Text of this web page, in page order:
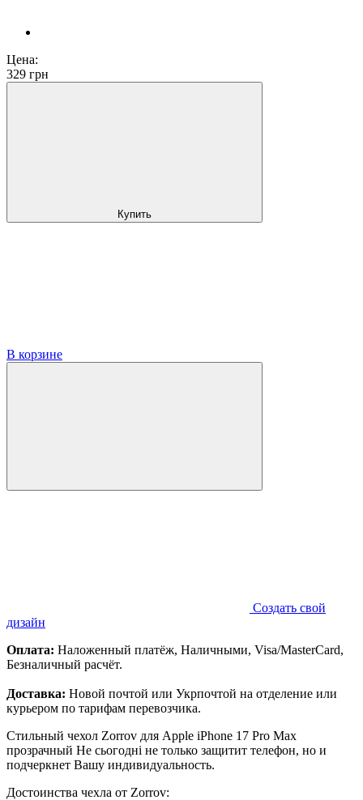
Цена:
329 грн
Купить
В корзине
Создать свой
дизайн
Оплата: Наложенный платёж, Наличными, Visa/MasterCard,
Безналичный расчёт.
Доставка: Новой почтой или Укрпочтой на отделение или
курьером по тарифам перевозчика.
Стильный чехол Zorrov для Apple iPhone 17 Pro Max
прозрачный Не сьогодні не только защитит телефон, но и
подчеркнет Вашу индивидуальность.
Достоинства чехла от Zorrov: